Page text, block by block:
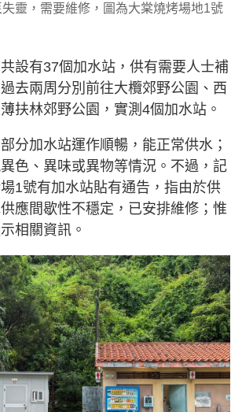
靈，需要維修，圖為大棠燒烤場地1號
設有37個加水站，供有需要人士補
去兩周分別前往大欖郊野公園、西
扶林郊野公園，實測4個加水站。
分加水站運作順暢，能正常供水；
色、異味或異物等情況。不過，記
1號有加水站貼有通告，指由於供
應間歇性不穩定，已安排維修；惟
相關資訊。